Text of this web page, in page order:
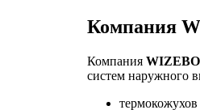
Компания
Компания
систем наружного